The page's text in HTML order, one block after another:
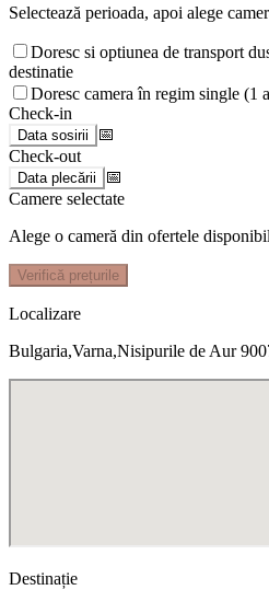
Selectează perioada, apoi alege
Doresc si optiunea de transport
destinatie
Doresc camera în regim single (1
Check-in
Data sosirii
📅
Check-out
Data plecării
📅
Camere selectate
Alege o cameră din ofertele
Verifică prețurile
Localizare
Bulgaria,Varna,Nisipurile de Aur
Destinație